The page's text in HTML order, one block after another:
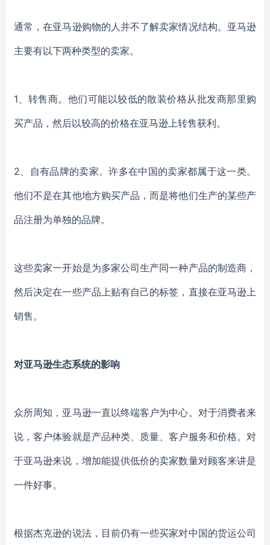
通常，在亚马逊购物的人并不了解卖家情况结构。亚马逊
主要有以下两种类型的卖家。
1、 转售商。他们可能以较低的散装价格从批发商那里购
买产品，然后以较高的价格在亚马逊上转售获利。
2、 自有品牌的卖家。许多在中国的卖家都属于这一类。
他们不是在其他地方购买产品，而是将他们生产的某些产
品注册为单独的品牌。
这些卖家一开始是为多家公司生产同一种产品的制造商，
然后决定在一些产品上贴有自己的标签，直接在亚马逊上
销售。
对亚马逊生态系统的影响
众所周知，亚马逊一直以终端客户为中心。对于消费者来
说，客户体验就是产品种类、质量、客户服务和价格。对
于亚马逊来说，增加能提供低价的卖家数量对顾客来讲是
一件好事。
根据杰克逊的说法，目前仍有一些买家对中国的货运公司